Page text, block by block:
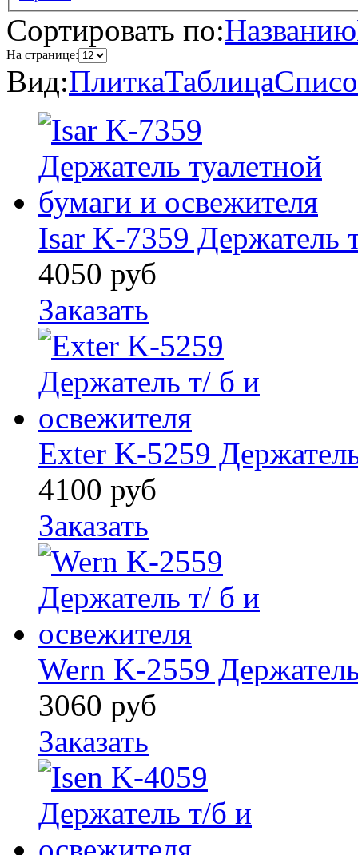
Сортировать по:Названию
На странице:
Вид:ПлиткаТаблица
Isar K-7359 Держатель
4050 руб
Заказать
Exter K-5259
4100 руб
Заказать
Wern K-2559
3060 руб
Заказать